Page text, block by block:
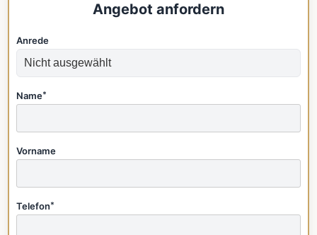
Angebot anfordern
Anrede
Name*
Vorname
Telefon*